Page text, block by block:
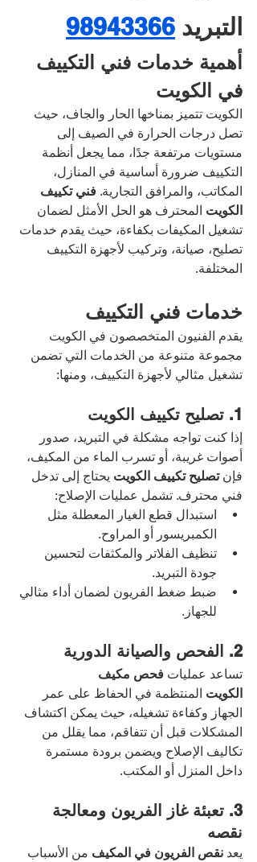
التبريد 98943366
أهمية خدمات فني التكييف
في الكويت
الكويت تتميز بمناخها الحار والجاف، حيث
تصل درجات الحرارة في الصيف إلى
مستويات مرتفعة جدًا، مما يجعل أنظمة
التكييف ضرورة أساسية في المنازل،
المكاتب، والمرافق التجارية. فني تكييف
الكويت المحترف هو الحل الأمثل لضمان
تشغيل المكيفات بكفاءة، حيث يقدم خدمات
تصليح، صيانة، وتركيب لأجهزة التكييف
المختلفة.
خدمات فني التكييف
يقدم الفنيون المتخصصون في الكويت
مجموعة متنوعة من الخدمات التي تضمن
تشغيل مثالي لأجهزة التكييف، ومنها:
1. تصليح تكييف الكويت
إذا كنت تواجه مشكلة في التبريد، صدور
أصوات غريبة، أو تسرب الماء من المكيف،
فإن تصليح تكييف الكويت يحتاج إلى تدخل
فني محترف. تشمل عمليات الإصلاح:
استبدال قطع الغيار المعطلة مثل
الكمبريسور أو المراوح.
تنظيف الفلاتر والمكثفات لتحسين
جودة التبريد.
ضبط ضغط الفريون لضمان أداء مثالي
للجهاز.
2. الفحص والصيانة الدورية
تساعد عمليات فحص مكيف
الكويت المنتظمة في الحفاظ على عمر
الجهاز وكفاءة تشغيله، حيث يمكن اكتشاف
المشكلات قبل أن تتفاقم، مما يقلل من
تكاليف الإصلاح ويضمن برودة مستمرة
داخل المنزل أو المكتب.
3. تعبئة غاز الفريون ومعالجة
نقصه
يعد نقص الفريون في المكيف من الأسباب